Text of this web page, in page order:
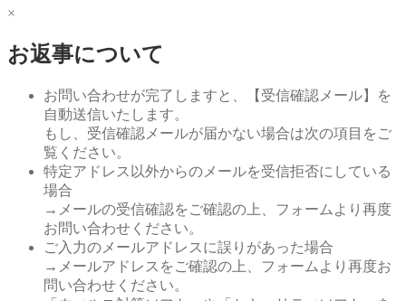
×
お返事について
お問い合わせが完了しますと、【受信確認メール】を
自動送信いたします。
もし、受信確認メールが届かない場合は次の項目をご
覧ください。
特定アドレス以外からのメールを受信拒否にしている
場合
→メールの受信確認をご確認の上、フォームより再度
お問い合わせください。
ご入力のメールアドレスに誤りがあった場合
→メールアドレスをご確認の上、フォームより再度お
問い合わせください。